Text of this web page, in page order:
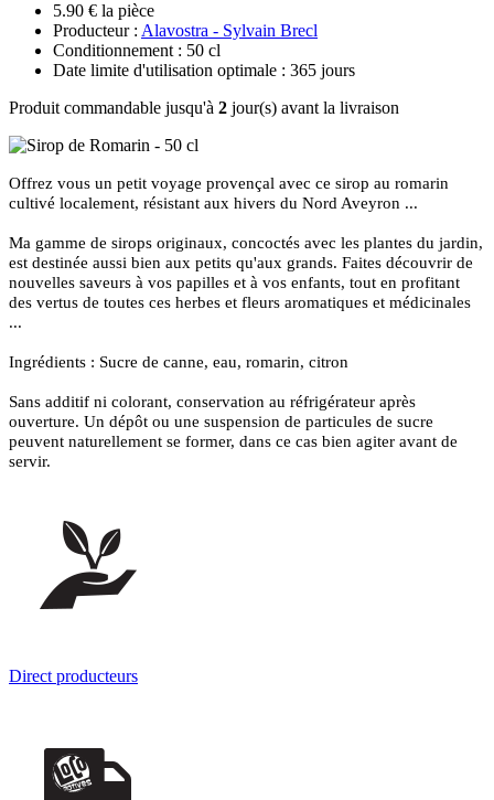
5.90 € la pièce
Producteur : Alavostra - Sylvain Brecl
Conditionnement : 50 cl
Date limite d'utilisation optimale : 365 jours
Produit commandable jusqu'à 2 jour(s) avant la livraison
Offrez vous un petit voyage provençal avec ce sirop au romarin
cultivé localement, résistant aux hivers du Nord Aveyron ...
Ma gamme de sirops originaux, concoctés avec les plantes du jardin,
est destinée aussi bien aux petits qu'aux grands. Faites découvrir de
nouvelles saveurs à vos papilles et à vos enfants, tout en profitant
des vertus de toutes ces herbes et fleurs aromatiques et médicinales
...
Ingrédients : Sucre de canne, eau, romarin, citron
Sans additif ni colorant, conservation au réfrigérateur après
ouverture. Un dépôt ou une suspension de particules de sucre
peuvent naturellement se former, dans ce cas bien agiter avant de
servir.
Direct producteurs